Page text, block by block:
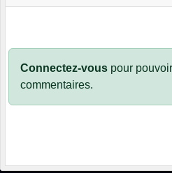
Connectez-vous pour
commentaires.